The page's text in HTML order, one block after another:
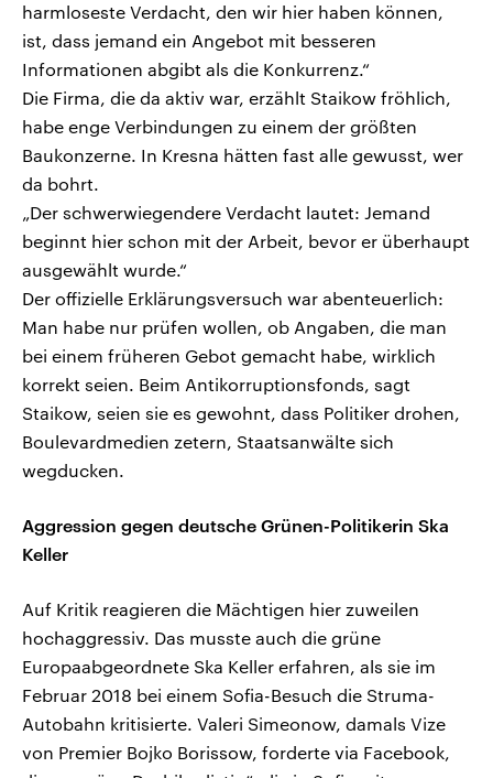
harmloseste Verdacht, den wir hier haben können,
ist, dass jemand ein Angebot mit besseren
Informationen abgibt als die Konkurrenz.“
Die Firma, die da aktiv war, erzählt Staikow fröhlich,
habe enge Verbindungen zu einem der größten
Baukonzerne. In Kresna hätten fast alle gewusst, wer
da bohrt.
„Der schwerwiegendere Verdacht lautet: Jemand
beginnt hier schon mit der Arbeit, bevor er überhaupt
ausgewählt wurde.“
Der offizielle Erklärungsversuch war abenteuerlich:
Man habe nur prüfen wollen, ob Angaben, die man
bei einem früheren Gebot gemacht habe, wirklich
korrekt seien. Beim Antikorruptionsfonds, sagt
Staikow, seien sie es gewohnt, dass Politiker drohen,
Boulevardmedien zetern, Staatsanwälte sich
wegducken.
Aggression gegen deutsche Grünen-Politikerin Ska
Keller
Auf Kritik reagieren die Mächtigen hier zuweilen
hochaggressiv. Das musste auch die grüne
Europaabgeordnete Ska Keller erfahren, als sie im
Februar 2018 bei einem Sofia-Besuch die Struma-
Autobahn kritisierte. Valeri Simeonow, damals Vize
von Premier Bojko Borissow, forderte via Facebook,